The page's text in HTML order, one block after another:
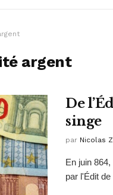
argent
De
singe
par Nicolas
En juin
par l'Édit